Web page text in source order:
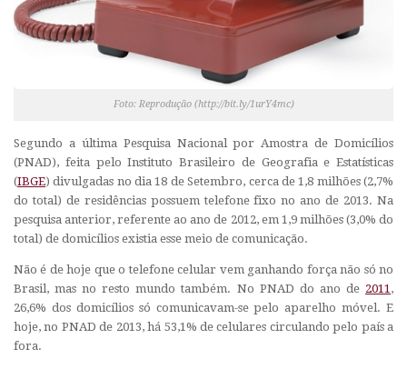
Foto: Reprodução (http://bit.ly/1urY4mc)
Segundo a última Pesquisa Nacional por Amostra de Domicílios
(PNAD), feita pelo Instituto Brasileiro de Geografia e Estatísticas
(IBGE) divulgadas no dia 18 de Setembro, cerca de 1,8 milhões (2,7%
do total) de residências possuem telefone fixo no ano de 2013. Na
pesquisa anterior, referente ao ano de 2012, em 1,9 milhões (3,0% do
total) de domicílios existia esse meio de comunicação.
Não é de hoje que o telefone celular vem ganhando força não só no
Brasil, mas no resto mundo também. No PNAD do ano de 2011,
26,6% dos domicílios só comunicavam-se pelo aparelho móvel. E
hoje, no PNAD de 2013, há 53,1% de celulares circulando pelo país a
fora.